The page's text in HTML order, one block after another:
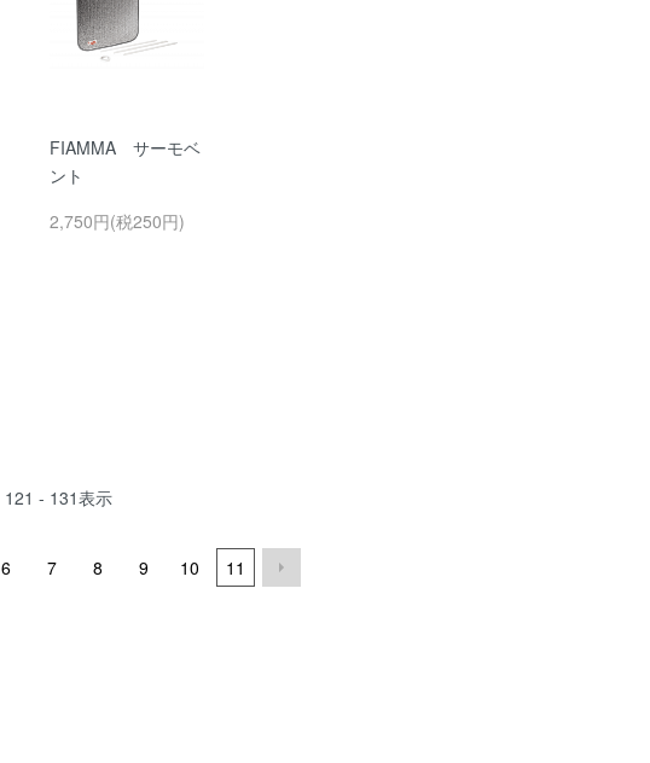
FIAMMA サーモベ
ント
2,750円(税250円)
121 - 131表示
6 7 8 9 10 11